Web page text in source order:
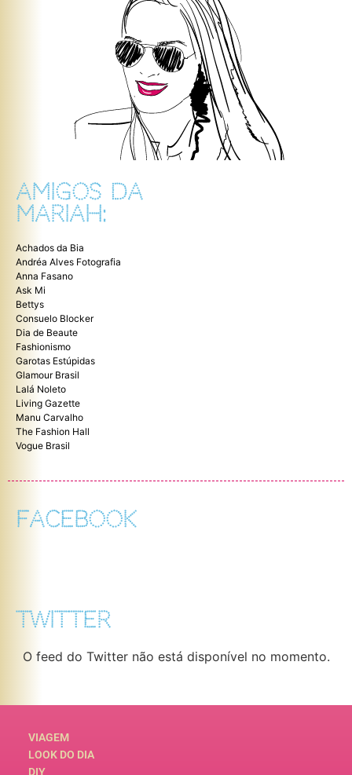
AMIGOS DA
MARIAH:
Achados da Bia
Andréa Alves Fotografia
Anna Fasano
Ask Mi
Bettys
Consuelo Blocker
Dia de Beaute
Fashionismo
Garotas Estúpidas
Glamour Brasil
Lalá Noleto
Living Gazette
Manu Carvalho
The Fashion Hall
Vogue Brasil
FACEBOOK
TWITTER
O feed do Twitter não está disponível no momento.
VIAGEM
LOOK DO DIA
DIY